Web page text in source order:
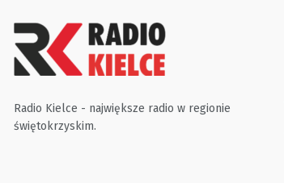
Radio Kielce - największe radio w regionie
świętokrzyskim.